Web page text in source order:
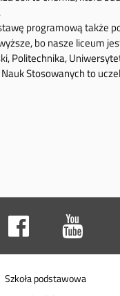
programową także
bo nasze liceum
Politechnika,
Stosowanych to
Szkoła podstawowa